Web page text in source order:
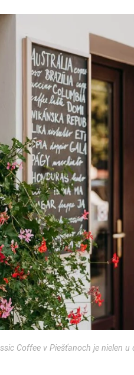
Coffee v Piešťanoch je nielen